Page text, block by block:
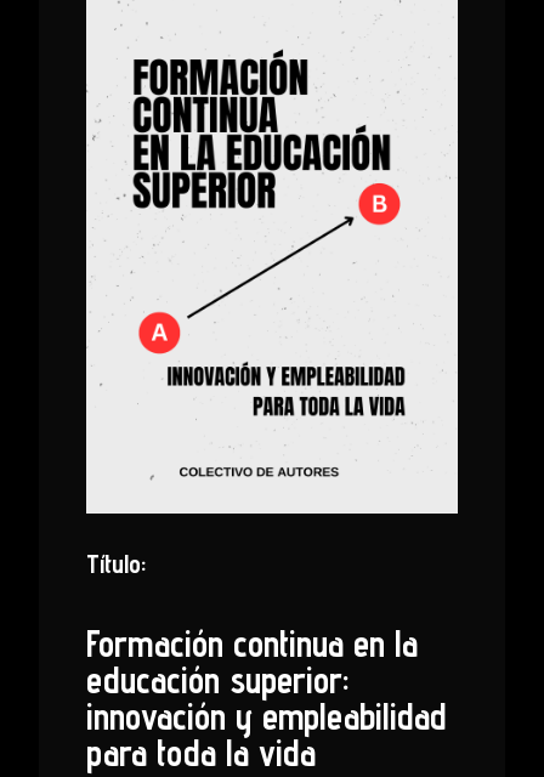
Título:
Formación continua en la
educación superior:
innovación y empleabilidad
para toda la vida